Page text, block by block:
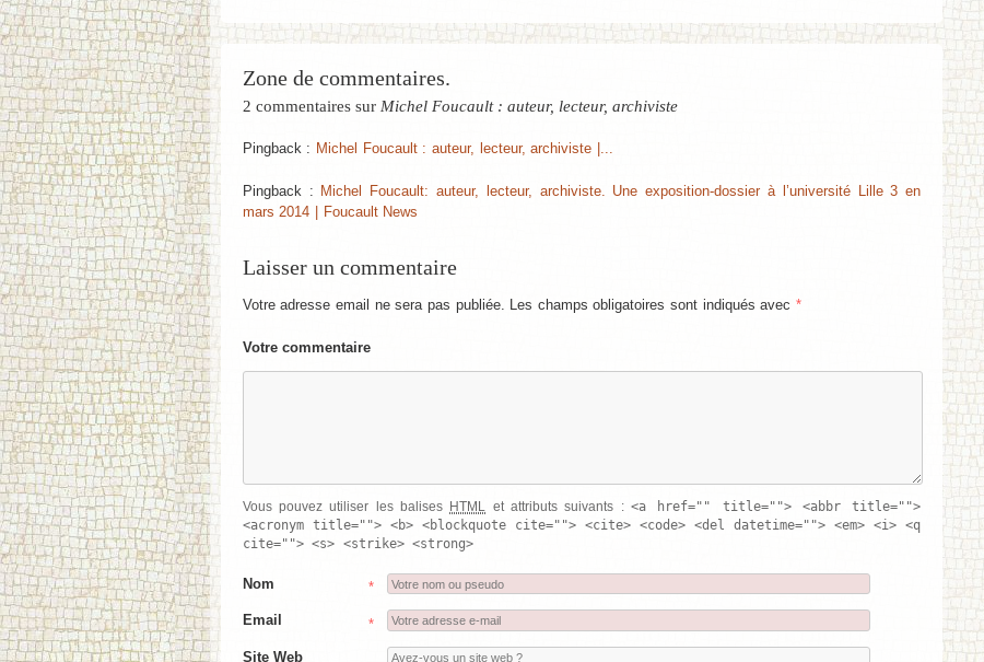
Zone de commentaires.
2 commentaires sur Michel Foucault : auteur, lecteur, archiviste
Pingback : Michel Foucault : auteur, lecteur, archiviste |...
Pingback : Michel Foucault: auteur, lecteur, archiviste. Une exposition-dossier à l’université Lille 3 en
mars 2014 | Foucault News
Laisser un commentaire
Votre adresse email ne sera pas publiée. Les champs obligatoires sont indiqués avec*
Votre commentaire
Vous pouvez utiliser les balises HTML et attributs suivants : <a href="" title=""> <abbr title="">
<acronym title=""> <b> <blockquote cite=""> <cite> <code> <del datetime=""> <em> <i> <q
cite=""> <s> <strike> <strong>
Nom *
Email *
Site Web